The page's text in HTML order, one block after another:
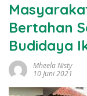
Bertahan
Budidaya
Mheela Nisty
10 Juni 2021